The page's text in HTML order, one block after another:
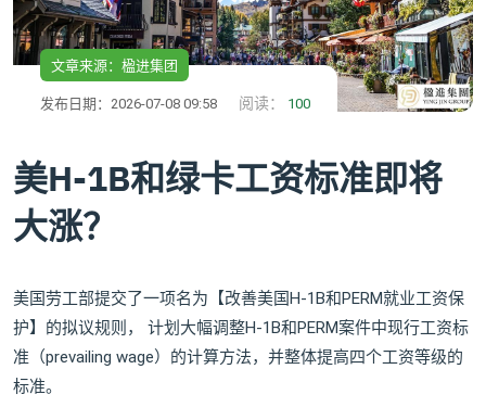
文章来源：楹进集团
发布日期：2026-07-08 09:58 阅读： 100
美H-1B和绿卡工资标准即将
大涨？
美国劳工部提交了一项名为【改善美国H-1B和PERM就业工资保
护】的拟议规则， 计划大幅调整H-1B和PERM案件中现行工资标
准（prevailing wage）的计算方法，并整体提高四个工资等级的
标准。